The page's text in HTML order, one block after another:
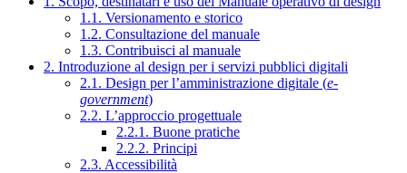
1.1. Versionamento e storico
1.2. Consultazione del manuale
1.3. Contribuisci al manuale
2. Introduzione al design per i servizi pubblici digitali
2.1. Design per l’amministrazione digitale (e-
government)
2.2. L’approccio progettuale
2.2.1. Buone pratiche
2.2.2. Principi
2.3. Accessibilità